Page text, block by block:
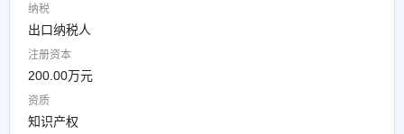
纳税
出口纳税人
注册资本
200.00万元
资质
知识产权